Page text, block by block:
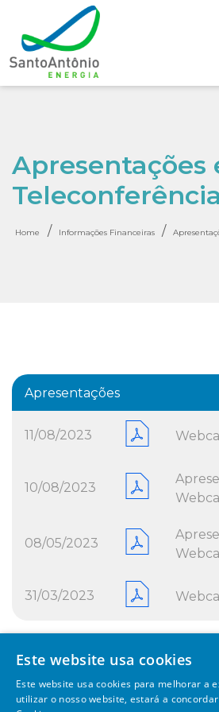
Apresentações
Home / Informações Financeiras /
Apresentações
11/08/2023
10/08/2023
08/05/2023
31/03/2023
Este website usa cookies
Este website usa cookies para melhorar a
utilizar o nosso website, estará a